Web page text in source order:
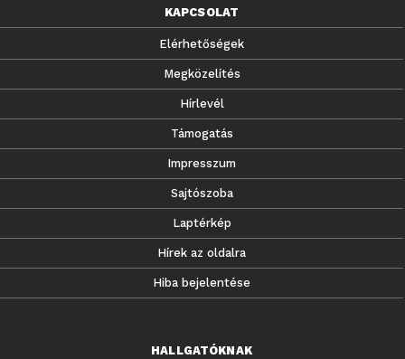
KAPCSOLAT
Elérhetőségek
Megközelítés
Hírlevél
Támogatás
Impresszum
Sajtószoba
Laptérkép
Hírek az oldalra
Hiba bejelentése
HALLGATÓKNAK